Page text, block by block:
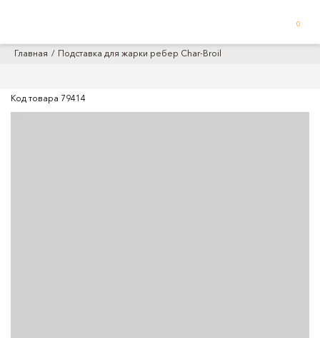
0
Главная Подставка для жарки ребер Char-Broil
Код товара 79414